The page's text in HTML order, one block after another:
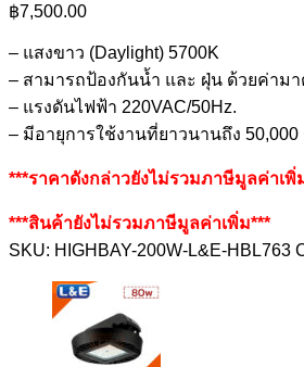
฿7,500.00
– แสงขาว (Daylight) 5700K
– สามารถป้องกันน้ำ และ ฝุ่น ด้วยค่ามา
– แรงดันไฟฟ้า 220VAC/50Hz.
– มีอายุการใช้งานที่ยาวนานถึง 50,000
***ราคาดังกล่าวยังไม่รวมภาษีมูลค่าเพิ่
***สินค้ายังไม่รวมภาษีมูลค่าเพิ่ม***
SKU: HIGHBAY-200W-L&E-HBL763